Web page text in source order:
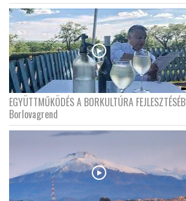
EGYÜTTMŰKÖDÉS A BORKULTÚRA
Borlovagrend